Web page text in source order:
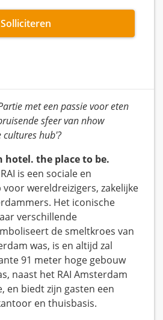
Solliciteren
met een passie voor eten
sfeer van nhow
cultures hub'?
hotel. the place to be.
is een sociale en
wereldreizigers, zakelijke
Het iconische
verschillende
de smeltkroes van
was, is en altijd zal
91 meter hoge gebouw
naast het RAI Amsterdam
en biedt zijn gasten een
en thuisbasis.